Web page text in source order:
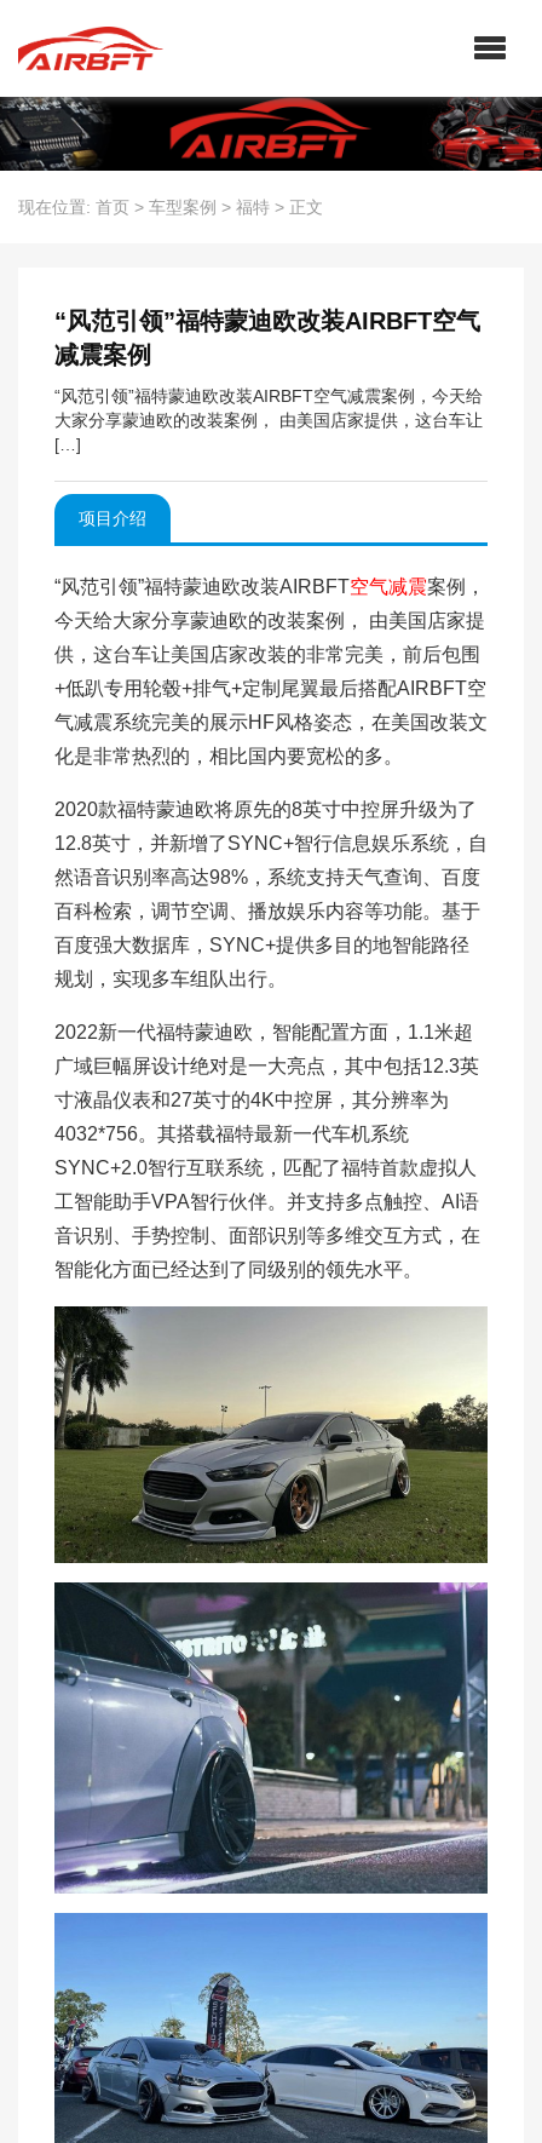
现在位置: 首页 > 车型案例 > 福特 > 正文
“风范引领”福特蒙迪欧改装AIRBFT空气
减震案例
“风范引领”福特蒙迪欧改装AIRBFT空气减震案例，今天给
大家分享蒙迪欧的改装案例， 由美国店家提供，这台车让
[…]
项目介绍
“风范引领”福特蒙迪欧改装AIRBFT空气减震案例，
今天给大家分享蒙迪欧的改装案例， 由美国店家提
供，这台车让美国店家改装的非常完美，前后包围
+低趴专用轮毂+排气+定制尾翼最后搭配AIRBFT空
气减震系统完美的展示HF风格姿态，在美国改装文
化是非常热烈的，相比国内要宽松的多。
2020款福特蒙迪欧将原先的8英寸中控屏升级为了
12.8英寸，并新增了SYNC+智行信息娱乐系统，自
然语音识别率高达98%，系统支持天气查询、百度
百科检索，调节空调、播放娱乐内容等功能。基于
百度强大数据库，SYNC+提供多目的地智能路径
规划，实现多车组队出行。
2022新一代福特蒙迪欧，智能配置方面，1.1米超
广域巨幅屏设计绝对是一大亮点，其中包括12.3英
寸液晶仪表和27英寸的4K中控屏，其分辨率为
4032*756。其搭载福特最新一代车机系统
SYNC+2.0智行互联系统，匹配了福特首款虚拟人
工智能助手VPA智行伙伴。并支持多点触控、AI语
音识别、手势控制、面部识别等多维交互方式，在
智能化方面已经达到了同级别的领先水平。